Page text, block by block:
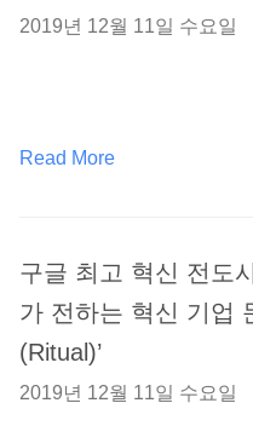
2019년 12월 11일 수요일
Read More
구글 최고 혁신 전도
가 전하는 혁신 기업
(Ritual)’
2019년 12월 11일 수요일